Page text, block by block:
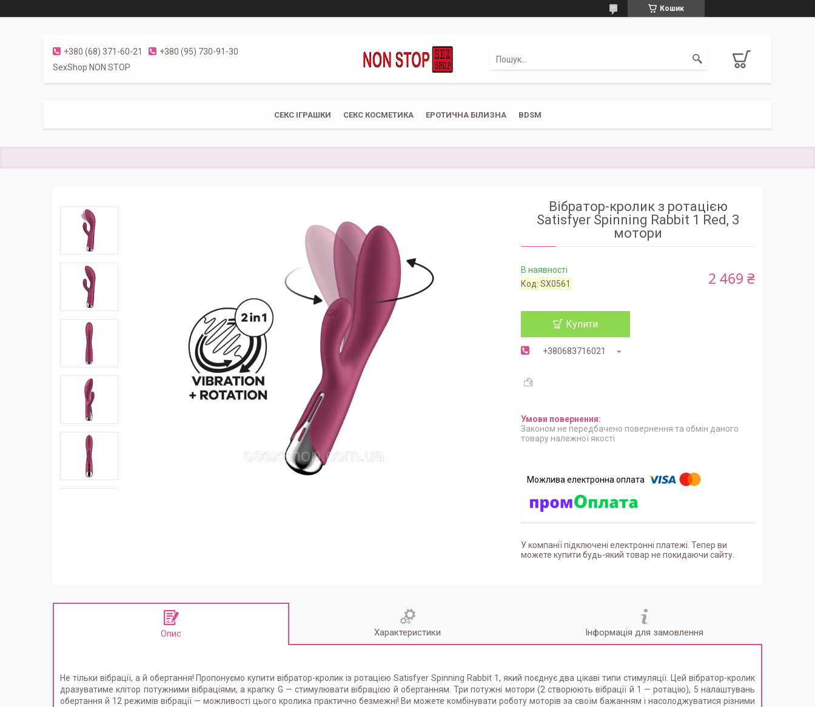
Кошик
+380 (68) 371-60-21
+380 (95) 730-91-30
SexShop NON STOP
СЕКС ІГРАШКИ СЕКС КОСМЕТИКА ЕРОТИЧНА БІЛИЗНА BDSM
Вібратор-кролик з ротацією
Satisfyer Spinning Rabbit 1 Red, 3
мотори
В наявності
Код:SX0561 2 469 ₴
Купити
+380683716021
Законом не передбачено повернення та обмін даного
товару належної якості
У компанії підключені електронні платежі. Тепер ви
можете купити будь-який товар не покидаючи сайту.
Опис Характеристики Інформація для замовлення
Не тільки вібрації, а й обертання! Пропонуємо купити вібратор-кролик із ротацією Satisfyer Spinning Rabbit 1, який поєднує два цікаві типи стимуляції. Цей вібратор-кролик
дразуватиме клітор потужними вібраціями, а крапку G — стимулювати вібрацією й обертанням. Три потужні мотори (2 створюють вібрації й 1 — ротацію), 5 налаштувань
обертання й 12 режимів вібрації — можливості цього кролика практично безмежні! Ви можете комбінувати роботу моторів за своїм бажанням і насолоджуватися різними